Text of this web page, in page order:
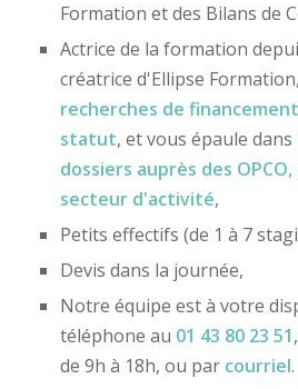
Formation et des Bilans de
Actrice de la formation
créatrice d'Ellipse
recherches de
statut, et vous épaule dans
dossiers auprès des OPCO
secteur d'activité,
Petits effectifs (de 1 à 7
Devis dans la journée,
Notre équipe est à votre
téléphone au 01 43 80 23 51
de 9h à 18h, ou par courriel.